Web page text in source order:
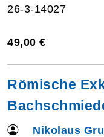
26-3-14027
49,00 €
Römische
Nikolaus